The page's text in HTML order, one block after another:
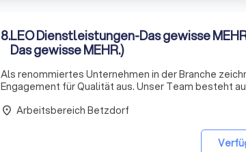
8.LEO Dienstleistungen-Das gewisse MEHR
Das gewisse MEHR.)
Als renommiertes Unternehmen in der Branche
Engagement für Qualität aus. Unser Team besteht
dass jedes Pr
place Arbeitsbereich Betzdorf